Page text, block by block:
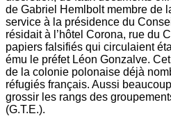
de Gabriel Hemlbolt membre de
service à la présidence du
résidait à l’hôtel Corona, rue du
papiers falsifiés qui circulaient
ému le préfet Léon Gonzalve.
de la colonie polonaise déjà
réfugiés français. Aussi
grossir les rangs des
(G.T.E.).